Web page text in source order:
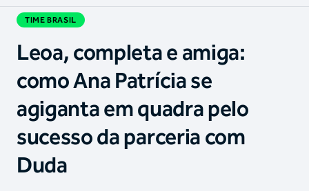
TIME BRASIL
Leoa, completa e amiga:
como Ana Patrícia se
agiganta em quadra pelo
sucesso da parceria com
Duda